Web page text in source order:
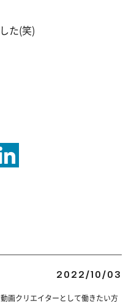
た(笑)
2022/10/03
画クリエイターとして働きたい方